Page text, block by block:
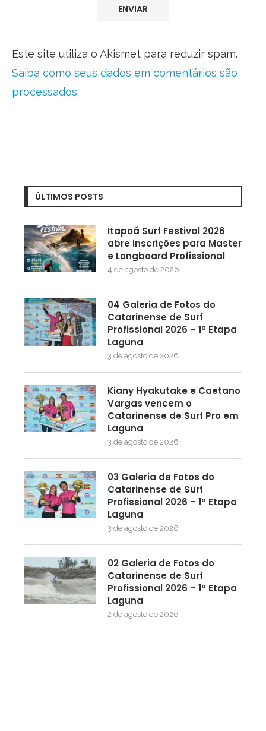
Este site utiliza o Akismet para reduzir spam.
Saiba como seus dados em comentários são
processados.
ÚLTIMOS POSTS
Itapoá Surf Festival 2026
abre inscrições para Master
e Longboard Profissional
4 de agosto de 2026
04 Galeria de Fotos do
Catarinense de Surf
Profissional 2026 – 1ª Etapa
Laguna
3 de agosto de 2026
Kiany Hyakutake e Caetano
Vargas vencem o
Catarinense de Surf Pro em
Laguna
3 de agosto de 2026
03 Galeria de Fotos do
Catarinense de Surf
Profissional 2026 – 1ª Etapa
Laguna
3 de agosto de 2026
02 Galeria de Fotos do
Catarinense de Surf
Profissional 2026 – 1ª Etapa
Laguna
2 de agosto de 2026